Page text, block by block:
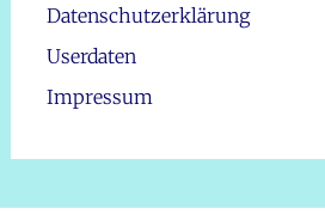
Datenschutzerklärung
Userdaten
Impressum